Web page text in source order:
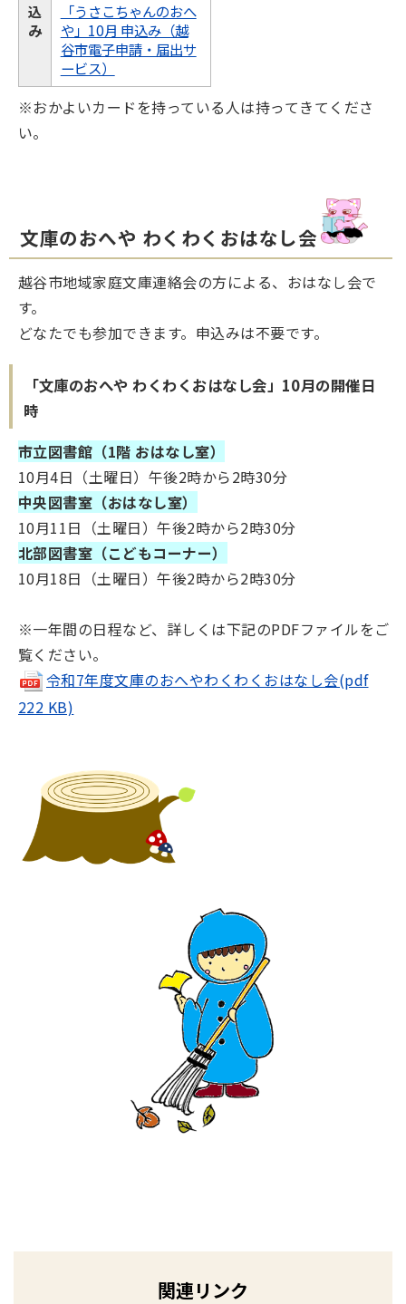
込
み
「うさこちゃんのおへ
や」10月 申込み（越
谷市電子申請・届出サ
ービス）
※おかよいカードを持っている人は持ってきてくださ
い。
文庫のおへや わくわくおはなし会
越谷市地域家庭文庫連絡会の方による、おはなし会で
す。
どなたでも参加できます。申込みは不要です。
「文庫のおへや わくわくおはなし会」10月の開催日
時
市立図書館（1階 おはなし室）
10月4日（土曜日）午後2時から2時30分
中央図書室（おはなし室）
10月11日（土曜日）午後2時から2時30分
北部図書室（こどもコーナー）
10月18日（土曜日）午後2時から2時30分
※一年間の日程など、詳しくは下記のPDFファイルをご
覧ください。
令和7年度文庫のおへやわくわくおはなし会(pdf
222 KB)
関連リンク